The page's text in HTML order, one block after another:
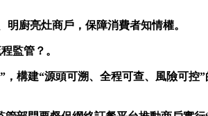
廚亮灶商戶，保障消費者知情權。
監管？。
建“源頭可溯、全程可查、風險可控”